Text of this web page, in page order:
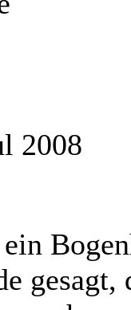
2008
gesagt,